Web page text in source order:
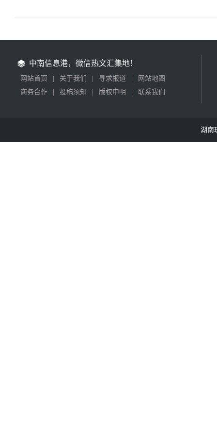
中南信息港，微信热文汇集地！
网站首页 关于我们 寻求报道
网站地图
商务合作
投稿须知 版权申明 联系我们
湖南